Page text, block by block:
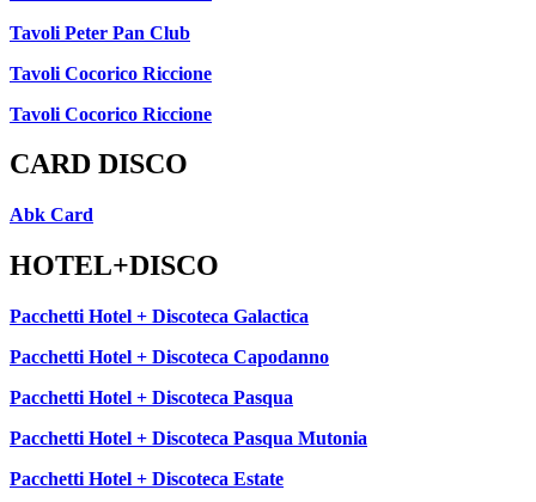
Tavoli Peter Pan Club
Tavoli Cocorico Riccione
Tavoli Cocorico Riccione
CARD DISCO
Abk Card
HOTEL+DISCO
Pacchetti Hotel + Discoteca Galactica
Pacchetti Hotel + Discoteca Capodanno
Pacchetti Hotel + Discoteca Pasqua
Pacchetti Hotel + Discoteca Pasqua Mutonia
Pacchetti Hotel + Discoteca Estate